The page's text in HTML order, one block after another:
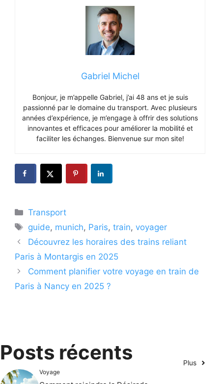
Gabriel Michel
Bonjour, je m’appelle Gabriel, j’ai 48 ans et je suis
passionné par le domaine du transport. Avec plusieurs
années d’expérience, je m’engage à offrir des solutions
innovantes et efficaces pour améliorer la mobilité et
faciliter les échanges. Bienvenue sur mon site!
Catégories
Transport
Étiquettes
guide, munich, Paris,train,voyager
Découvrez les horaires des trains reliant
Paris à Montargis en 2025
Comment planifier votre voyage en train de
Paris à Nancy en 2025 ?
Posts récents Plus
Voyage